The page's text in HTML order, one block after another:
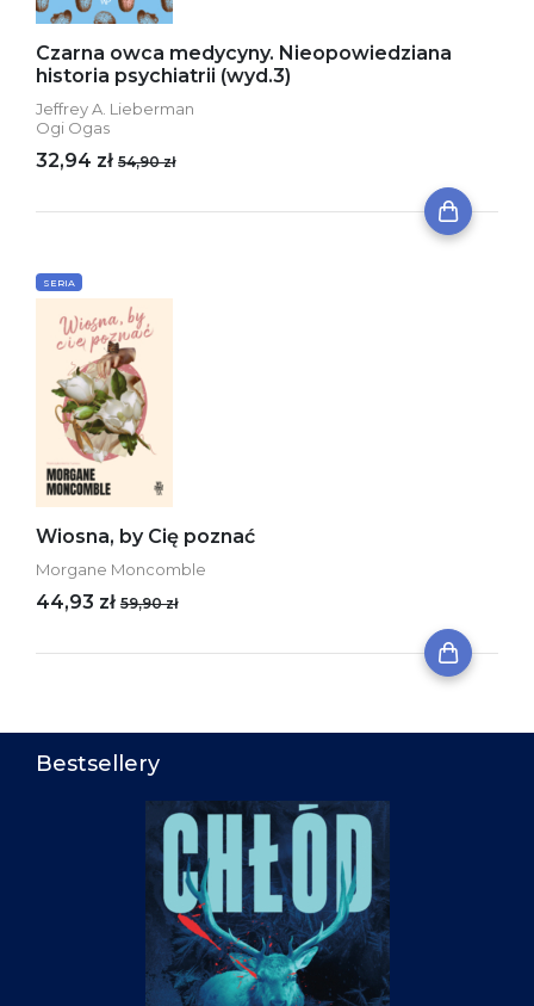
Czarna owca medycyny. Nieopowiedziana
historia psychiatrii (wyd.3)
Jeffrey A. Lieberman
Ogi Ogas
32,94 zł 54,90 zł
SERIA
Wiosna, by Cię poznać
Morgane Moncomble
44,93 zł 59,90 zł
Bestsellery